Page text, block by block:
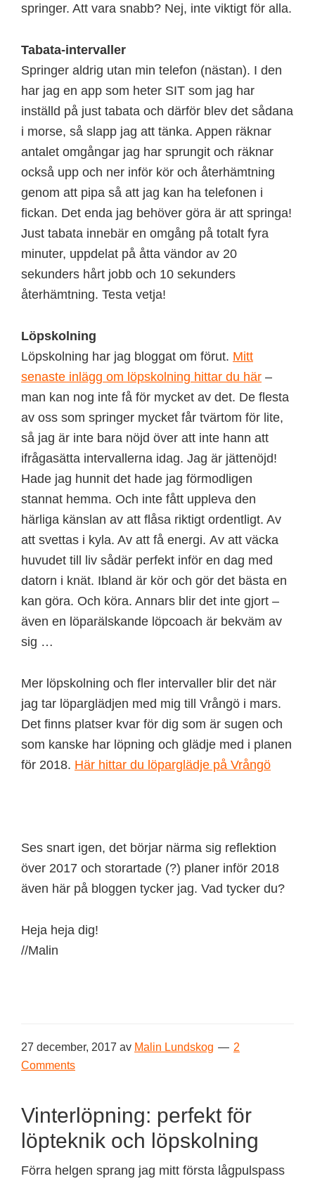
springer. Att vara snabb? Nej, inte viktigt för alla.
Tabata-intervaller
Springer aldrig utan min telefon (nästan). I den
har jag en app som heter SIT som jag har
inställd på just tabata och därför blev det sådana
i morse, så slapp jag att tänka. Appen räknar
antalet omgångar jag har sprungit och räknar
också upp och ner inför kör och återhämtning
genom att pipa så att jag kan ha telefonen i
fickan. Det enda jag behöver göra är att springa!
Just tabata innebär en omgång på totalt fyra
minuter, uppdelat på åtta vändor av 20
sekunders hårt jobb och 10 sekunders
återhämtning. Testa vetja!
Löpskolning
Löpskolning har jag bloggat om förut. Mitt
senaste inlägg om löpskolning hittar du här –
man kan nog inte få för mycket av det. De flesta
av oss som springer mycket får tvärtom för lite,
så jag är inte bara nöjd över att inte hann att
ifrågasätta intervallerna idag. Jag är jättenöjd!
Hade jag hunnit det hade jag förmodligen
stannat hemma. Och inte fått uppleva den
härliga känslan av att flåsa riktigt ordentligt. Av
att svettas i kyla. Av att få energi. Av att väcka
huvudet till liv sådär perfekt inför en dag med
datorn i knät. Ibland är kör och gör det bästa en
kan göra. Och köra. Annars blir det inte gjort –
även en löparälskande löpcoach är bekväm av
sig …
Mer löpskolning och fler intervaller blir det när
jag tar löparglädjen med mig till Vrångö i mars.
Det finns platser kvar för dig som är sugen och
som kanske har löpning och glädje med i planen
för 2018. Här hittar du löparglädje på Vrångö
Ses snart igen, det börjar närma sig reflektion
över 2017 och storartade (?) planer inför 2018
även här på bloggen tycker jag. Vad tycker du?
Heja heja dig!
//Malin
27 december, 2017 av Malin Lundskog
2
Comments
Vinterlöpning: perfekt för
löpteknik och löpskolning
Förra helgen sprang jag mitt första lågpulspass